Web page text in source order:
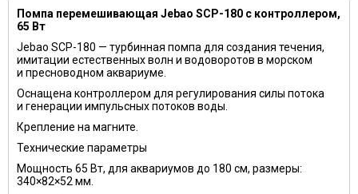
Помпа перемешивающая Jebao SCP-180 с контроллером,
65 Вт
Jebao SCP-180 — турбинная помпа для создания течения,
имитации естественных волн и водоворотов в морском
и пресноводном аквариуме.
Оснащена контроллером для регулирования силы потока
и генерации импульсных потоков воды.
Крепление на магните.
Технические параметры
Мощность 65 Вт, для аквариумов до 180 см, размеры:
340×82×52 мм.